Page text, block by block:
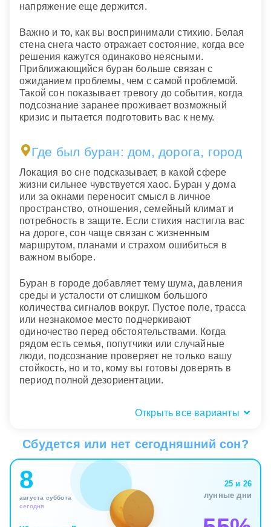
напряжение еще держится.
Важно и то, как вы воспринимали стихию. Белая
стена снега часто отражает состояние, когда все
решения кажутся одинаково неясными.
Приближающийся буран больше связан с
ожиданием проблемы, чем с самой проблемой.
Такой сон показывает тревогу до события, когда
подсознание заранее проживает возможный
кризис и пытается подготовить вас к нему.
Где был буран: дом, дорога, город
Локация во сне подсказывает, в какой сфере
жизни сильнее чувствуется хаос. Буран у дома
или за окнами переносит смысл в личное
пространство, отношения, семейный климат и
потребность в защите. Если стихия настигла вас
на дороге, сон чаще связан с жизненным
маршрутом, планами и страхом ошибиться в
важном выборе.
Буран в городе добавляет тему шума, давления
среды и усталости от слишком большого
количества сигналов вокруг. Пустое поле, трасса
или незнакомое место подчеркивают
одиночество перед обстоятельствами. Когда
рядом есть семья, попутчики или случайные
люди, подсознание проверяет не только вашу
стойкость, но и то, кому вы готовы доверять в
период полной дезориентации.
Открыть все варианты
слепота, нехватка воздуха
Телесный отклик делает сон о буране особенно
сильным. Холод, который пробирает до костей,
говорит не только о стрессе, но и о нехватке
эмоционального тепла, поддержки, простого
чувства безопасности. Когда во сне трудно
дышать, ветер бьет в лицо, а глаза ничего не
Сбудется или нет сегодняшний сон?
8
августа суббота
сегодня
25 и 26
лунные дни